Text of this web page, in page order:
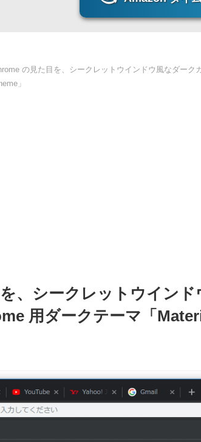
の見た目を、シークレットウインドウ風なダーク
」
、シークレットウインド
用ダークテーマ「